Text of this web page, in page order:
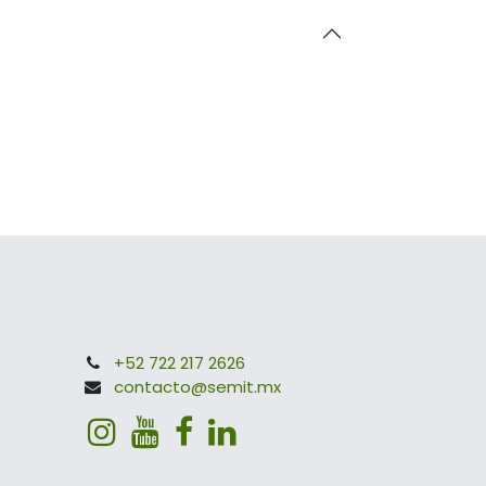
+52 722 217 2626
contacto@semit.mx